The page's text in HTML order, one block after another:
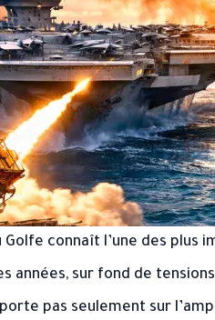
Golfe connaît l’une des
années, sur fond de
pas seulement sur